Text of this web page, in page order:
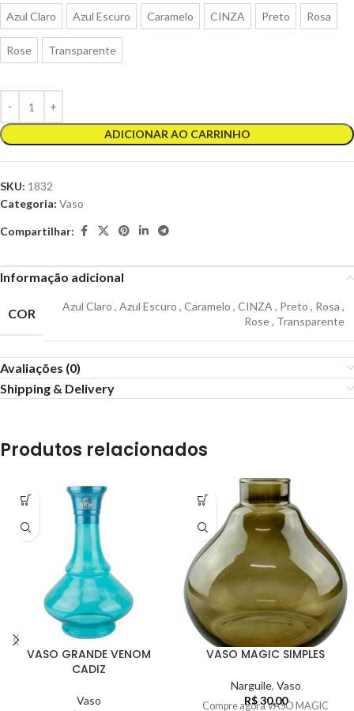
Azul Claro Azul Escuro Caramelo CINZA Preto Rosa
Rose Transparente
ADICIONAR AO CARRINHO
SKU: 1832
Categoria: Vaso
Compartilhar:
Informação adicional
COR Azul Claro , Azul Escuro , Caramelo , CINZA , Preto , Rosa ,
Rose, Transparente
Avaliações (0)
Shipping & Delivery
Produtos relacionados
VASO GRANDE VENOM
CADIZ
Vaso
VASO MAGIC SIMPLES
Narguile, Vaso
R$30,00
Compre agora VASO MAGIC